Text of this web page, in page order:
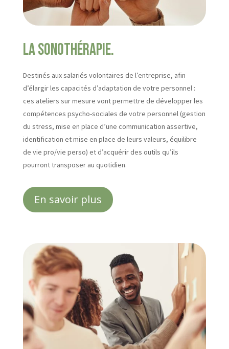
la sonothérapie.
Destinés aux salariés volontaires de l’entreprise, afin
d’élargir les capacités d’adaptation de votre personnel :
ces ateliers sur mesure vont permettre de développer les
compétences psycho-sociales de votre personnel (gestion
du stress, mise en place d’une communication assertive,
identification et mise en place de leurs valeurs, équilibre
de vie pro/vie perso) et d’acquérir des outils qu’ils
pourront transposer au quotidien.
En savoir plus